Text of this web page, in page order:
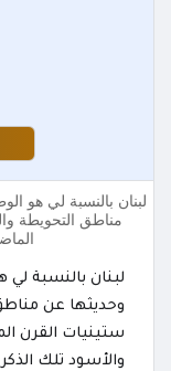
لبنان بالنسبة لي هو
مناطق التحويطة
لبنان بالنسبة لي
وحديثها عن
ستينيات القرن
والأسود تلك